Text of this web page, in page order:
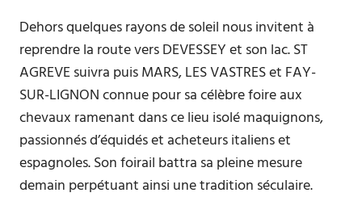
Dehors quelques rayons de soleil nous invitent à
reprendre la route vers DEVESSEY et son lac. ST
AGREVE suivra puis MARS, LES VASTRES et FAY-
SUR-LIGNON connue pour sa célèbre foire aux
chevaux ramenant dans ce lieu isolé maquignons,
passionnés d’équidés et acheteurs italiens et
espagnoles. Son foirail battra sa pleine mesure
demain perpétuant ainsi une tradition séculaire.